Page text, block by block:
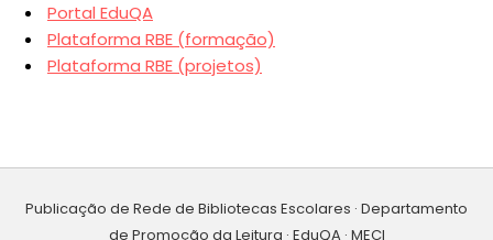
Portal EduQA
Plataforma RBE (formação)
Plataforma RBE (projetos)
Publicação de Rede de Bibliotecas Escolares · Departamento
de Promoção da Leitura · EduQA · MECI